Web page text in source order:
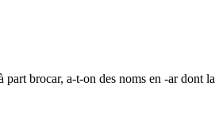
brocar, a-t-on des noms en -ar dont